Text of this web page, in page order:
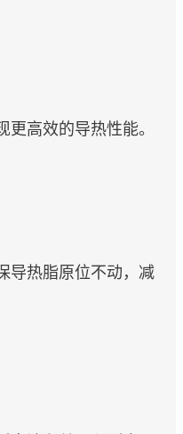
更高效的导热性能。
导热脂原位不动，减